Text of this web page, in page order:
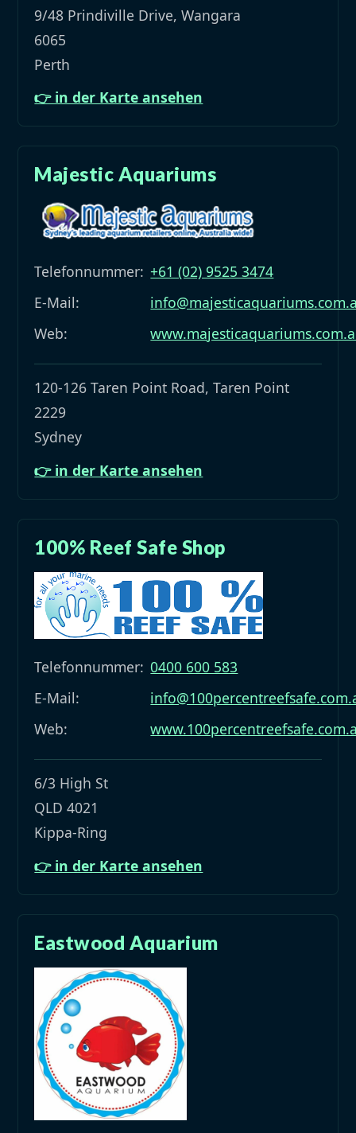
9/48 Prindiville Drive, Wangara
6065
Perth
👉 in der Karte ansehen
Majestic Aquariums
Telefonnummer: +61 (02) 9525 3474
E-Mail:
Web:
120-126 Taren Point Road, Taren Point
2229
Sydney
👉 in der Karte ansehen
100% Reef Safe Shop
Telefonnummer: 0400 600 583
E-Mail:
Web:
6/3 High St
QLD 4021
Kippa-Ring
👉 in der Karte ansehen
Eastwood Aquarium